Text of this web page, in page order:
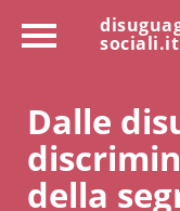
sociali.it
Dalle
della